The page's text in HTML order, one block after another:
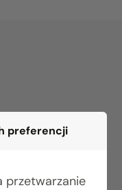
preferencji
przetwarzanie